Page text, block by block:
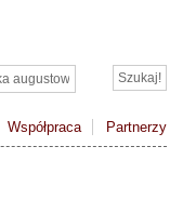
Współpraca Partnerzy